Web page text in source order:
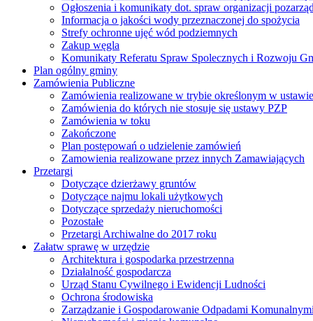
Ogłoszenia i komunikaty dot. spraw organizacji
Informacja o jakości wody przeznaczonej do spożycia
Strefy ochronne ujęć wód podziemnych
Zakup węgla
Komunikaty Referatu Spraw Spolecznych i Rozwoju
Plan ogólny gminy
Zamówienia Publiczne
Zamówienia realizowane w trybie określonym w
Zamówienia do których nie stosuje się ustawy PZP
Zamówienia w toku
Zakończone
Plan postępowań o udzielenie zamówień
Zamowienia realizowane przez innych Zamawiających
Przetargi
Dotyczące dzierżawy gruntów
Dotyczące najmu lokali użytkowych
Dotyczące sprzedaży nieruchomości
Pozostałe
Przetargi Archiwalne do 2017 roku
Załatw sprawę w urzędzie
Architektura i gospodarka przestrzenna
Działalność gospodarcza
Urząd Stanu Cywilnego i Ewidencji Ludności
Ochrona środowiska
Zarządzanie i Gospodarowanie Odpadami Komunalnymi